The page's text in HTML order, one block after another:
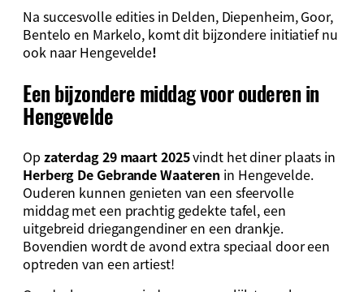
Na succesvolle edities in Delden, Diepenheim, Goor,
Bentelo en Markelo, komt dit bijzondere initiatief nu
ook naar Hengevelde!
Een bijzondere middag voor ouderen in
Hengevelde
Op zaterdag 29 maart 2025vindt het diner plaats in
Herberg De Gebrande Waateren in Hengevelde.
Ouderen kunnen genieten van een sfeervolle
middag met een prachtig gedekte tafel, een
uitgebreid driegangendiner en een drankje.
Bovendien wordt de avond extra speciaal door een
optreden van een artiest!